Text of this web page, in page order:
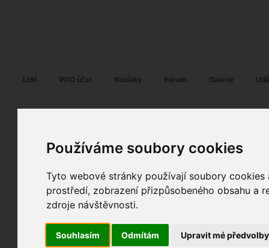
Používáme soubory cookies
Tyto webové stránky používají soubory
prostředí, zobrazení přizpůsobeného obsahu a
zdroje návštěvnosti.
Souhlasím Odmítám Upravit mé předvolby
Lidé PRO účet Nabídky Fórum Galerie
Pohlaví:
Praha
, Pardubice,...
Jazyk:
Poslední přihlášení:22. 04. 2026
31